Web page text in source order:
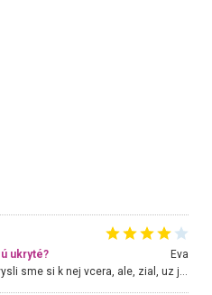
ukryté?
Eva
Hojdacka v Krpelanoch uz nie je, vysli sme si k nej vcera, ale, zial, uz je znicena. Ak sem planujete cestu len kvoli hojdacke, mozete si ju usetrit. Krasny vyhlad je tu vsak aj bez hojdacky :-)